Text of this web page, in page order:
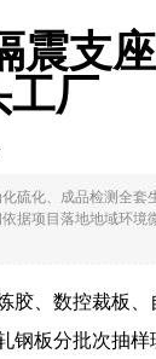
震支
工厂
硫化、成品检测全套
据项目落地地域环境
胶、数控裁板
钢板分批次抽